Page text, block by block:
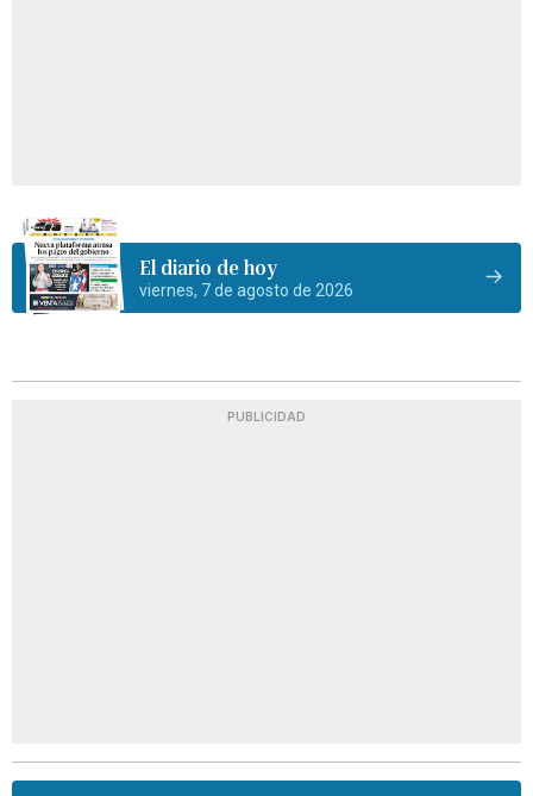
El diario de hoy
viernes, 7 de agosto de 2026
PUBLICIDAD